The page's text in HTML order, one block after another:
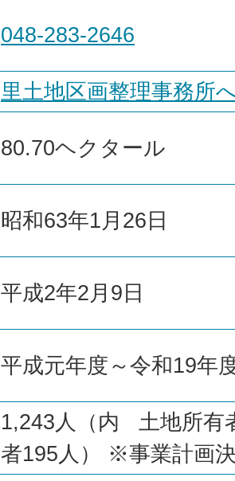
048-283-2646
里土地区画整理事務所
80.70ヘクタール
昭和63年1月26日
平成2年2月9日
平成元年度～令和19年
1,243人（内 土地所
者195人） ※事業計画